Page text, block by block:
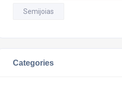
Semijoias
Categories